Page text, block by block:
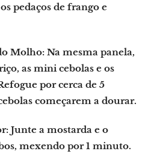
pedaços de frango e
Molho: Na mesma panela,
as mini cebolas e os
por cerca de 5
começarem a dourar.
Junte a mostarda e o
mexendo por 1 minuto.